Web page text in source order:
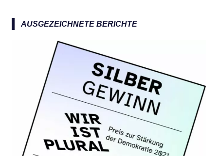
AUSGEZEICHNETE BERICHTE